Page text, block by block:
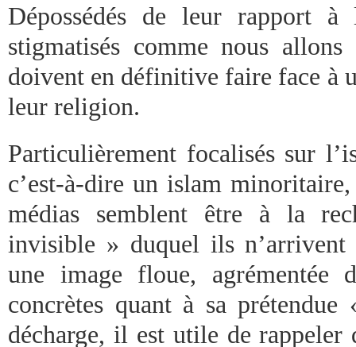
Dépossédés de leur rapport à
stigmatisés comme nous
doivent en définitive faire face à
leur religion.
Particulièrement focalisés sur
c’est-à-dire un islam
médias semblent être à la
invisible » duquel ils n’arrivent
une image floue, agrémentée
concrètes quant à sa
décharge, il est utile de rappeler